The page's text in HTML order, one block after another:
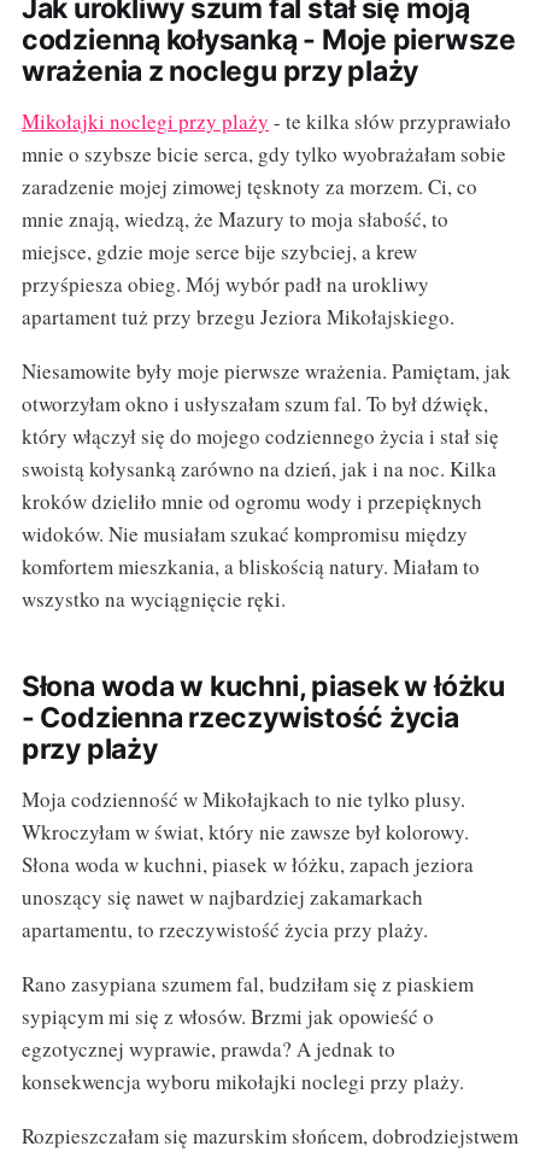
Jak urokliwy szum fal stał się moją
codzienną kołysanką - Moje pierwsze
wrażenia z noclegu przy plaży
Mikołajki noclegi przy plaży - te kilka słów przyprawiało
mnie o szybsze bicie serca, gdy tylko wyobrażałam sobie
zaradzenie mojej zimowej tęsknoty za morzem. Ci, co
mnie znają, wiedzą, że Mazury to moja słabość, to
miejsce, gdzie moje serce bije szybciej, a krew
przyśpiesza obieg. Mój wybór padł na urokliwy
apartament tuż przy brzegu Jeziora Mikołajskiego.
Niesamowite były moje pierwsze wrażenia. Pamiętam, jak
otworzyłam okno i usłyszałam szum fal. To był dźwięk,
który włączył się do mojego codziennego życia i stał się
swoistą kołysanką zarówno na dzień, jak i na noc. Kilka
kroków dzieliło mnie od ogromu wody i przepięknych
widoków. Nie musiałam szukać kompromisu między
komfortem mieszkania, a bliskością natury. Miałam to
wszystko na wyciągnięcie ręki.
Słona woda w kuchni, piasek w łóżku
- Codzienna rzeczywistość życia
przy plaży
Moja codzienność w Mikołajkach to nie tylko plusy.
Wkroczyłam w świat, który nie zawsze był kolorowy.
Słona woda w kuchni, piasek w łóżku, zapach jeziora
unoszący się nawet w najbardziej zakamarkach
apartamentu, to rzeczywistość życia przy plaży.
Rano zasypiana szumem fal, budziłam się z piaskiem
sypiącym mi się z włosów. Brzmi jak opowieść o
egzotycznej wyprawie, prawda? A jednak to
konsekwencja wyboru mikołajki noclegi przy plaży.
Rozpieszczałam się mazurskim słońcem, dobrodziejstwem